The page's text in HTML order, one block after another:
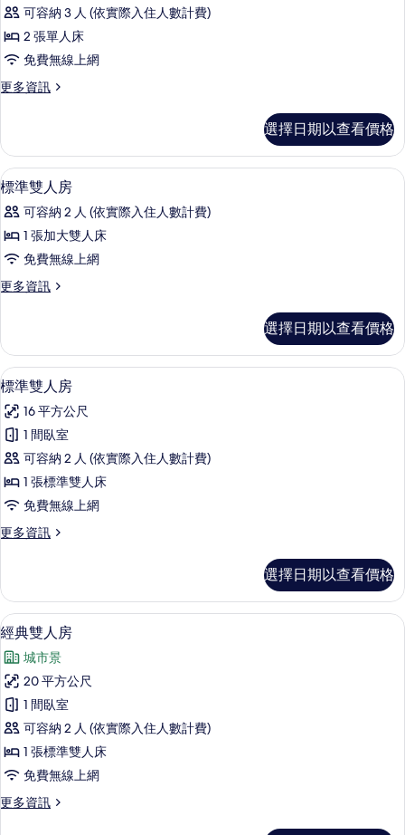
Classic
Twin
的
所
片
可容納 3 人 (依實際入住人數計費)
2 張單人床
免費無線上網
更多資訊
更
的
詳
情
選擇日期以查看價格
顯
示
標
準
人
的
所
有
相
片
高級寢具、Select Comfort 床墊、迷
7
標準雙人房
可容納 2 人 (依實際入住人數計費)
1 張加大雙人床
免費無線上網
更多資訊
更
雙
人
房
詳
情
選擇日期以查看價格
顯
示
標
準
雙
人
的
有
相
片
高級寢具、Select Comfort 床墊、迷
8
標準雙人房
16 平方公尺
1 間臥室
可容納 2 人 (依實際入住人數計費)
1 張標準雙人床
免費無線上網
更多資訊
更
雙
人
房
詳
情
選擇日期以查看價格
顯
示
經
典
雙
人
房
所
高級寢具、Select Comfort 床墊、迷
19
經典雙人房
城市景
20 平方公尺
1 間臥室
可容納 2 人 (依實際入住人數計費)
1 張標準雙人床
免費無線上網
更多資訊
更